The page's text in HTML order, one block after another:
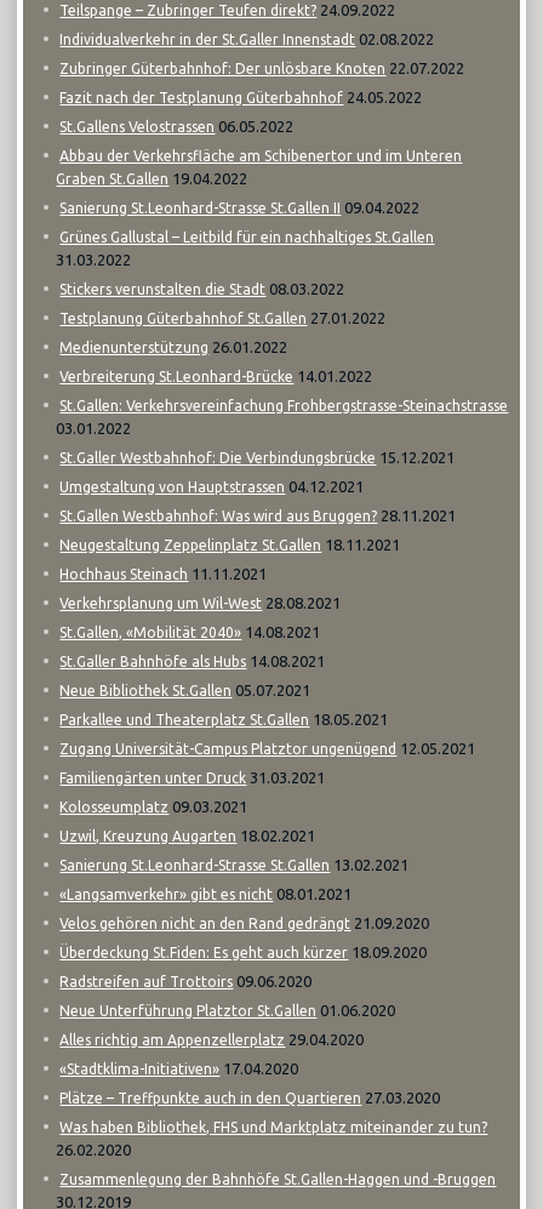
Teilspange – Zubringer Teufen direkt? 24.09.2022
Individualverkehr in der St.Galler Innenstadt 02.08.2022
Zubringer Güterbahnhof: Der unlösbare Knoten 22.07.2022
Fazit nach der Testplanung Güterbahnhof 24.05.2022
St.Gallens Velostrassen 06.05.2022
Abbau der Verkehrsfläche am Schibenertor und im Unteren
Graben St.Gallen 19.04.2022
Sanierung St.Leonhard-Strasse St.Gallen II 09.04.2022
Grünes Gallustal – Leitbild für ein nachhaltiges St.Gallen
31.03.2022
Stickers verunstalten die Stadt 08.03.2022
Testplanung Güterbahnhof St.Gallen 27.01.2022
Medienunterstützung 26.01.2022
Verbreiterung St.Leonhard-Brücke 14.01.2022
St.Gallen: Verkehrsvereinfachung Frohbergstrasse-Steinachstrasse
03.01.2022
St.Galler Westbahnhof: Die Verbindungsbrücke 15.12.2021
Umgestaltung von Hauptstrassen 04.12.2021
St.Gallen Westbahnhof: Was wird aus Bruggen? 28.11.2021
Neugestaltung Zeppelinplatz St.Gallen 18.11.2021
Hochhaus Steinach 11.11.2021
Verkehrsplanung um Wil-West 28.08.2021
St.Gallen, «Mobilität 2040» 14.08.2021
St.Galler Bahnhöfe als Hubs 14.08.2021
Neue Bibliothek St.Gallen 05.07.2021
Parkallee und Theaterplatz St.Gallen 18.05.2021
Zugang Universität-Campus Platztor ungenügend 12.05.2021
Familiengärten unter Druck 31.03.2021
Kolosseumplatz 09.03.2021
Uzwil, Kreuzung Augarten 18.02.2021
Sanierung St.Leonhard-Strasse St.Gallen 13.02.2021
«Langsamverkehr» gibt es nicht 08.01.2021
Velos gehören nicht an den Rand gedrängt 21.09.2020
Überdeckung St.Fiden: Es geht auch kürzer 18.09.2020
Radstreifen auf Trottoirs 09.06.2020
Neue Unterführung Platztor St.Gallen 01.06.2020
Alles richtig am Appenzellerplatz 29.04.2020
«Stadtklima-Initiativen» 17.04.2020
Plätze – Treffpunkte auch in den Quartieren 27.03.2020
Was haben Bibliothek, FHS und Marktplatz miteinander zu tun?
26.02.2020
Zusammenlegung der Bahnhöfe St.Gallen-Haggen und -Bruggen
30.12.2019